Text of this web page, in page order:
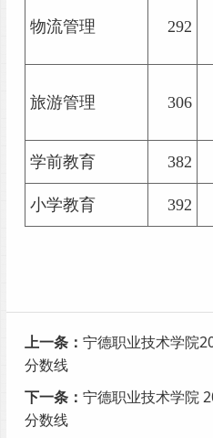
物流管理 292
旅游管理 306
学前教育 382
小学教育 392
上一条： 宁德职业技术学院
分数线
下一条： 宁德职业技术学院
分数线